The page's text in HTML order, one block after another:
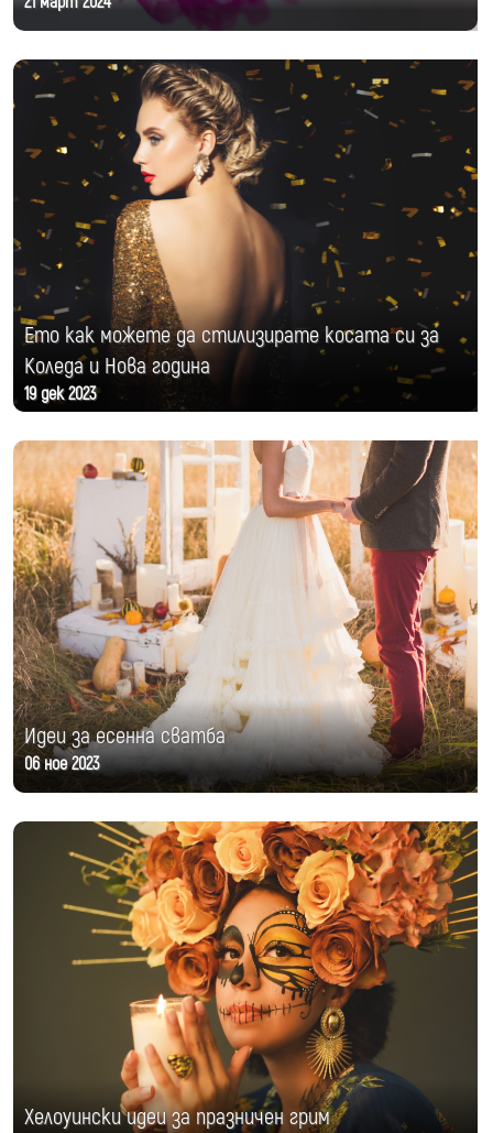
Ето как можете да стилизирате косата си за
Коледа и Нова година
19 дек 2023
Идеи за есенна сватба
06 ное 2023
Хелоуински идеи за празничен грим